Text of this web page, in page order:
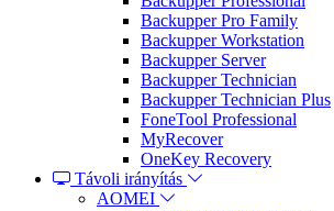
Backupper Pro Family
Backupper Workstation
Backupper Server
Backupper Technician
Backupper Technician Plus
FoneTool Professional
MyRecover
OneKey Recovery
Távoli irányítás
AOMEI